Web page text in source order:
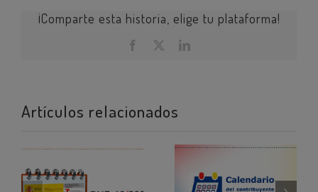
¡Comparte esta historia, elige tu plataforma!
FacebookLinkedIn
Artículos relacionados